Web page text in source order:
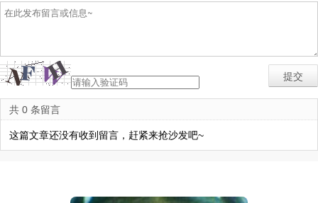
共 0 条留言
这篇文章还没有收到留言，赶紧来抢沙发吧~